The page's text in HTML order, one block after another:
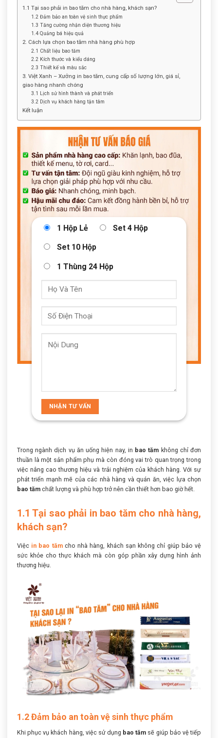
1.1 Tại sao phải in bao tăm cho nhà hàng, khách sạn?
1.2 Đảm bảo an toàn vệ sinh thực phẩm
1.3 Tăng cường nhận diện thương hiệu
1.4 Quảng bá hiệu quả
2. Cách lựa chọn bao tăm nhà hàng phù hợp
2.1 Chất liệu bao tăm
2.2 Kích thước và kiểu dáng
2.3 Thiết kế và màu sắc
3. Việt Xanh – Xưởng in bao tăm, cung cấp số lượng lớn, giá sỉ,
giao hàng nhanh chóng
3.1 Lịch sử hình thành và phát triển
3.2 Dịch vụ khách hàng tận tâm
Kết luận
1 Hộp Lẻ Set 4 Hộp
Set 10 Hộp
1 Thùng 24 Hộp
Trong ngành dịch vụ ăn uống hiện nay, in bao tăm không chỉ đơn
thuần là một sản phẩm phụ mà còn đóng vai trò quan trọng trong
việc nâng cao thương hiệu và trải nghiệm của khách hàng. Với sự
phát triển mạnh mẽ của các nhà hàng và quán ăn, việc lựa chọn
bao tăm chất lượng và phù hợp trở nên cần thiết hơn bao giờ hết.
1.1 Tại sao phải in bao tăm cho nhà hàng,
khách sạn?
Việc in bao tămcho nhà hàng, khách sạn không chỉ giúp bảo vệ
sức khỏe cho thực khách mà còn góp phần xây dựng hình ảnh
thương hiệu.
1.2 Đảm bảo an toàn vệ sinh thực phẩm
Khi phục vụ khách hàng, việc sử dụng bao tăm sẽ giúp bảo vệ tiếp